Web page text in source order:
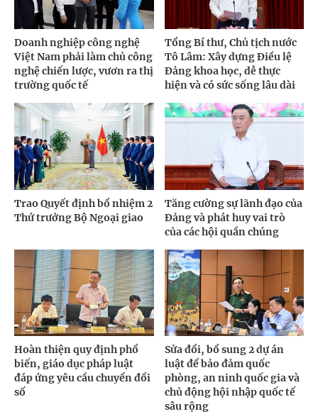
Doanh nghiệp công nghệ
Việt Nam phải làm chủ công
nghệ chiến lược, vươn ra thị
trường quốc tế
Tổng Bí thư, Chủ tịch nước
Tô Lâm: Xây dựng Điều lệ
Đảng khoa học, dễ thực
hiện và có sức sống lâu dài
Trao Quyết định bổ nhiệm 2
Thứ trưởng Bộ Ngoại giao
Tăng cường sự lãnh đạo của
Đảng và phát huy vai trò
của các hội quần chúng
Hoàn thiện quy định phổ
biến, giáo dục pháp luật
đáp ứng yêu cầu chuyển đổi
số
Sửa đổi, bổ sung 2 dự án
luật để bảo đảm quốc
phòng, an ninh quốc gia và
chủ động hội nhập quốc tế
sâu rộng